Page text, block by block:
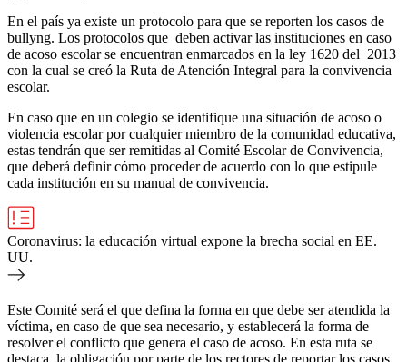
En el país ya existe un protocolo para que se reporten los casos de
bullyng. Los protocolos que deben activar las instituciones en caso
de acoso escolar se encuentran enmarcados en la ley 1620 del 2013
con la cual se creó la Ruta de Atención Integral para la convivencia
escolar.
En caso que en un colegio se identifique una situación de acoso o
violencia escolar por cualquier miembro de la comunidad educativa,
estas tendrán que ser remitidas al Comité Escolar de Convivencia,
que deberá definir cómo proceder de acuerdo con lo que estipule
cada institución en su manual de convivencia.
Coronavirus: la educación virtual expone la brecha social en EE.
UU.
Este Comité será el que defina la forma en que debe ser atendida la
víctima, en caso de que sea necesario, y establecerá la forma de
resolver el conflicto que genera el caso de acoso. En esta ruta se
destaca la obligación por parte de los rectores de reportar los casos